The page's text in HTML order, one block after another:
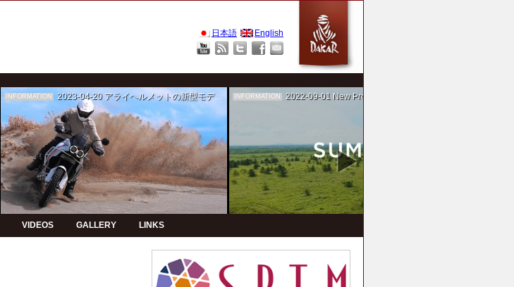
日本語 English
INFORMATION 2023-04-20 アライヘルメットの新型モデルPVの制作を担当 INFORMATION 2022-09-01 New Project！ 未来SUMIKA実験箱
VIDEOS GALLERY LINKS